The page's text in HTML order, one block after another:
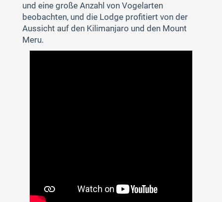
und eine große Anzahl von Vogelarten
beobachten, und die Lodge profitiert von der
Aussicht auf den Kilimanjaro und den Mount
Meru.